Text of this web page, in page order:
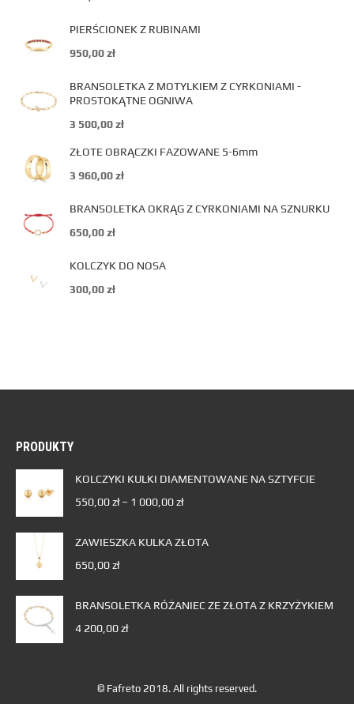
PIERŚCIONEK Z RUBINAMI
950,00zł
BRANSOLETKA Z MOTYLKIEM Z CYRKONIAMI -
PROSTOKĄTNE OGNIWA
3 500,00zł
ZŁOTE OBRĄCZKI FAZOWANE 5-6mm
3 960,00zł
BRANSOLETKA OKRĄG Z CYRKONIAMI NA SZNURKU
650,00zł
KOLCZYK DO NOSA
300,00zł
PRODUKTY
KOLCZYKI KULKI DIAMENTOWANE NA SZTYFCIE
550,00zł – 1 000,00zł
ZAWIESZKA KULKA ZŁOTA
650,00zł
BRANSOLETKA RÓŻANIEC ZE ZŁOTA Z KRZYŻYKIEM
4 200,00zł
© Fafreto 2018. All rights reserved.